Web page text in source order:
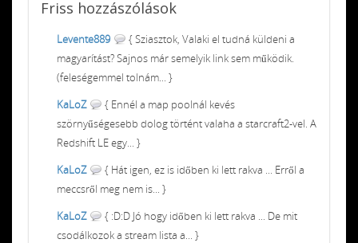
Friss hozzászólások
Levente889
{ Sziasztok, Valaki el tudná küldeni a
magyarítást? Sajnos már semelyik link sem működik.
(feleségemmel tolnám... }
KaLoZ
{ Ennél a map poolnál kevés
szörnyűségesebb dolog történt valaha a starcraft2-vel. A
Redshift LE egy... }
KaLoZ
{ Hát igen, ez is időben ki lett rakva ... Erről a
meccsről meg nem is... }
KaLoZ
{ :D:D Jó hogy időben ki lett rakva ... De mit
csodálkozok a stream lista a... }